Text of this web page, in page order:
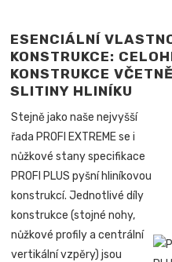
ESENCIÁLNÍ
KONSTRUKCE:
KONSTRUKCE
SLITINY HLINÍKU
Stejně jako naše nejvyšší
řada PROFI EXTREME se i
nůžkové stany specifikace
PROFI PLUS pyšní hliníkovou
konstrukcí. Jednotlivé díly
konstrukce (stojné nohy,
nůžkové profily a centrální
vertikální vzpěry) jsou